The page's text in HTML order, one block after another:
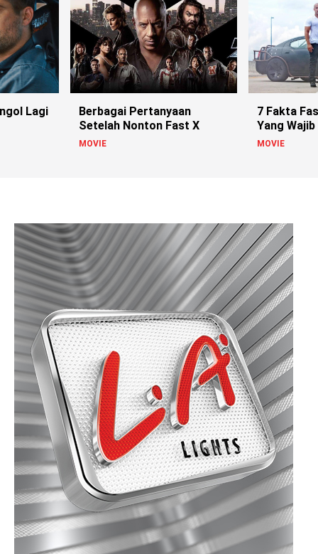
Lagi
Berbagai Pertanyaan
Setelah Nonton Fast X
MOVIE
7 Fakta
Yang
MOVIE